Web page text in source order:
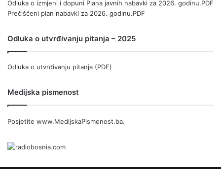
Odluka o izmjeni i dopuni Plana javnih nabavki za 2026. godinu.PDF
Prečišćeni plan nabavki za 2026. godinu.PDF
Odluka o utvrđivanju pitanja – 2025
Odluka o utvrđivanju pitanja (PDF)
Medijska pismenost
Posjetite www.MedijskaPismenost.ba.